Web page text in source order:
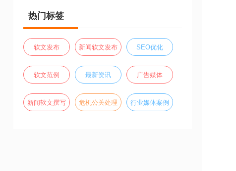
热门标签
软文发布 新闻软文发布 SEO优化
软文范例 最新资讯 广告媒体
新闻软文撰写 危机公关处理 行业媒体案例